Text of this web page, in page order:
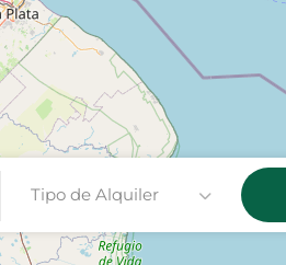
Tipo de Alquiler